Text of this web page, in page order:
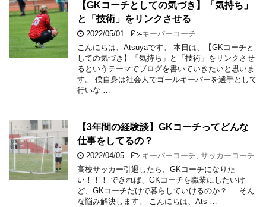
【GKコーチとしての気づき】「気持ち」
と「技術」をリンクさせる
2022/05/01 -キーパーコーチ
こんにちは、Atsuyaです。 本日は、【GKコーチと
しての気づき】「気持ち」と「技術」をリンクさせ
るというテーマでブログを書いていきたいと思いま
す。 僕自身は社会人でゴールキーパーを選手として
行いな …
【3年間の経験談】GKコーチってどんな
仕事をしてるの？
2022/04/05 -キーパーコーチ サッカーコーチ
高校サッカー引退したら、GKコーチになりた
い！！！ できれば、GKコーチを職業にしたいけ
ど、GKコーチだけで暮らしていけるのか？ そん
な悩み解決します。 こんにちは、Ats …